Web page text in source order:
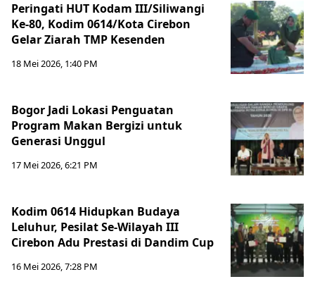
Peringati HUT Kodam III/Siliwangi
Ke-80, Kodim 0614/Kota Cirebon
Gelar Ziarah TMP Kesenden
18 Mei 2026, 1:40 PM
Bogor Jadi Lokasi Penguatan
Program Makan Bergizi untuk
Generasi Unggul
17 Mei 2026, 6:21 PM
Kodim 0614 Hidupkan Budaya
Leluhur, Pesilat Se-Wilayah III
Cirebon Adu Prestasi di Dandim Cup
16 Mei 2026, 7:28 PM